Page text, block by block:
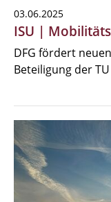
03.06.2025
ISU |
DFG fördert
Beteiligung der